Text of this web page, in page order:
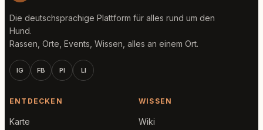
Die deutschsprachige Plattform für alles rund um den
Hund.
Rassen, Orte, Events, Wissen, alles an einem Ort.
IG FB PI LI
ENTDECKEN
Karte
WISSEN
Wiki